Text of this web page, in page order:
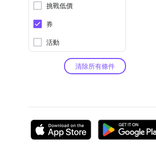
挑戰低價
券
活動
清除所有條件